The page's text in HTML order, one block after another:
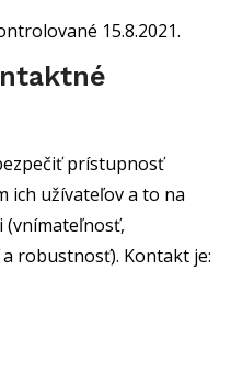
15.8.2021.
prístupnosť
ich užívateľov a to na
(vnímateľnosť,
robustnosť). Kontakt je: